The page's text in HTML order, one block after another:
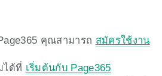
คุณสามารถ สมัครใช้งาน
ได้ที่ เริ่มต้นกับ Page365